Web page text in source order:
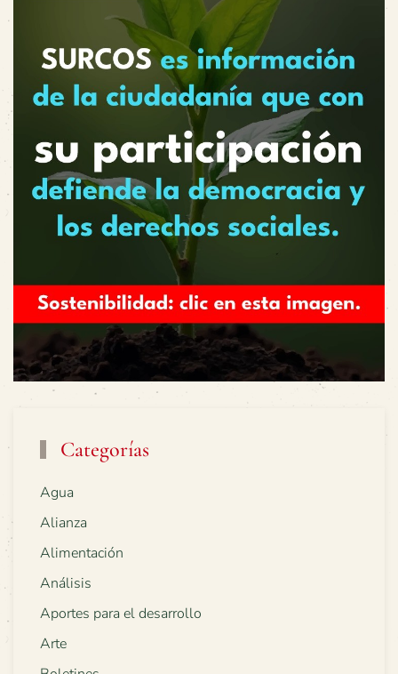
Categorías
Agua
Alianza
Alimentación
Análisis
Aportes para el desarrollo
Arte